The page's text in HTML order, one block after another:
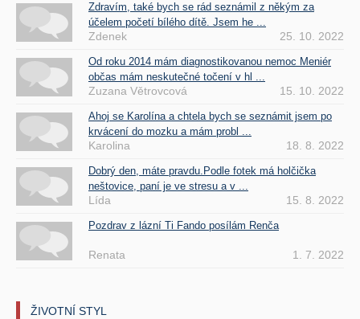
Zdravím, také bych se rád seznámil z někým za
účelem početí bílého dítě. Jsem he ...
Zdenek 25. 10. 2022
Od roku 2014 mám diagnostikovanou nemoc Meniér
občas mám neskutečné točení v hl ...
Zuzana Větrovcová 15. 10. 2022
Ahoj se Karolína a chtela bych se seznámit jsem po
krvácení do mozku a mám probl ...
Karolina 18. 8. 2022
Dobrý den, máte pravdu.Podle fotek má holčička
neštovice, paní je ve stresu a v ...
Lída 15. 8. 2022
Pozdrav z lázní Ti Fando posílám Renča
Renata 1. 7. 2022
ŽIVOTNÍ STYL